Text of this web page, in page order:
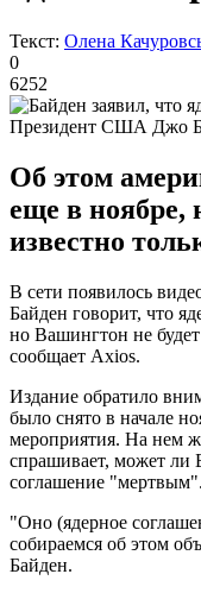
Текст: Олена
0
6252
Президент США Джо
Об этом
еще в ноябре,
известно
В сети появилось
Байден говорит, что
но Вашингтон не
сообщает Axios.
Издание обратило
было снято в начале
мероприятия. На нем
спрашивает, может ли
соглашение "мертвым".
"Оно (ядерное
собираемся об этом
Байден.